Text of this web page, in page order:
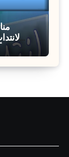
مختلفة : أخر